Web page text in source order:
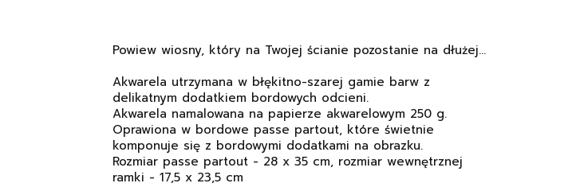
Powiew wiosny, który na Twojej ścianie pozostanie na dłużej...
Akwarela utrzymana w błękitno-szarej gamie barw z
delikatnym dodatkiem bordowych odcieni.
Akwarela namalowana na papierze akwarelowym 250 g.
Oprawiona w bordowe passe partout, które świetnie
komponuje się z bordowymi dodatkami na obrazku.
Rozmiar passe partout - 28 x 35 cm, rozmiar wewnętrznej
ramki - 17,5 x 23,5 cm